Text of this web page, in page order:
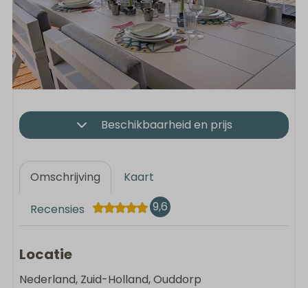
Beschikbaarheid en prijs
Omschrijving Kaart
Recensies 9,6
Locatie
Nederland, Zuid-Holland, Ouddorp